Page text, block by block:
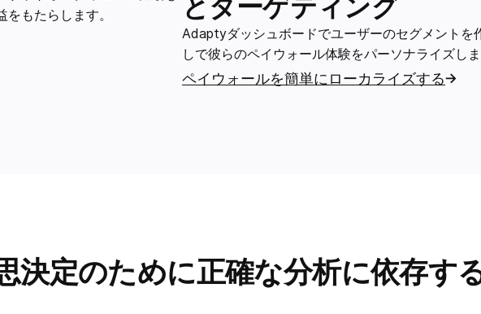
もたらします。
とターゲティング
Adaptyダッシュボードでユーザーのセグメントを
しで彼らのペイウォール体験をパーソナライズしま
ペイウォールを簡単にローカライズする
決定のために正確な分析に依存す